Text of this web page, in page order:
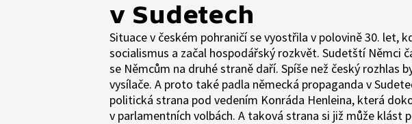
v Sudetech
Situace v českém pohraničí se vyostřila v polovině 30. let,
socialismus a začal hospodářský rozkvět. Sudetští Němci
se Němcům na druhé straně daří. Spíše než český rozhlas
vysílače. A proto také padla německá propaganda v
politická strana pod vedením Konráda Henleina, která
v parlamentních volbách. A taková strana si již může klást